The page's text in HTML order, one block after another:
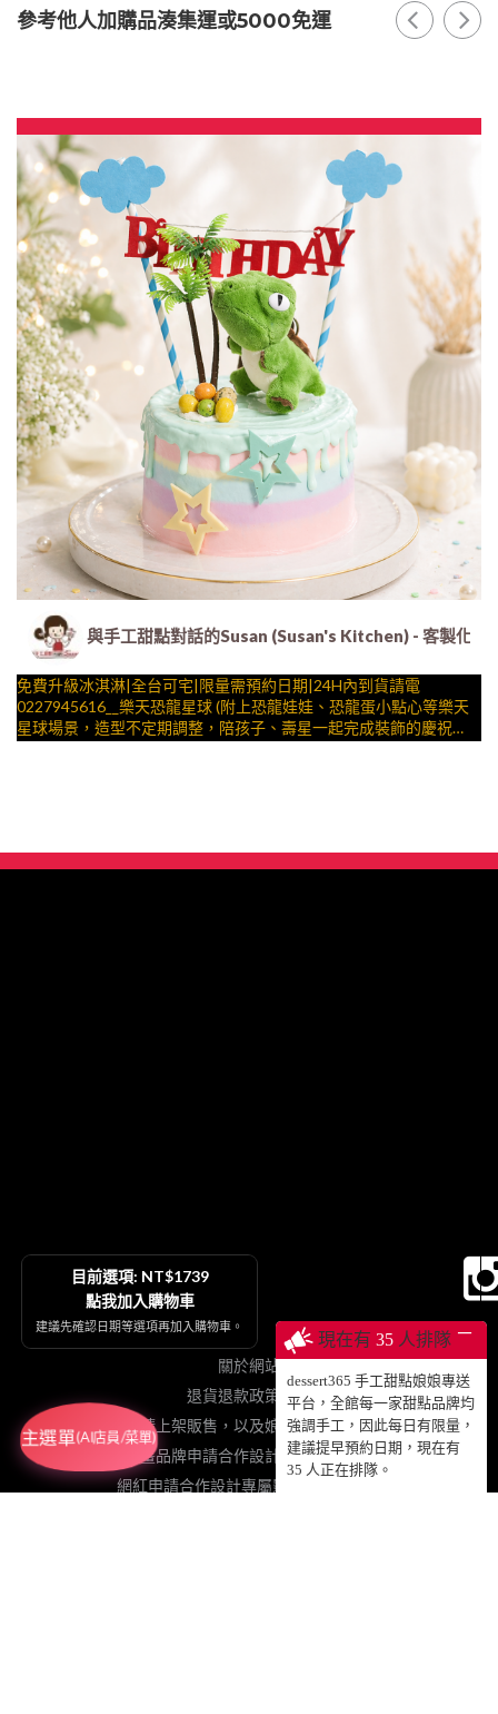
參考他人加購品湊集運或5000免運
與手工甜點對話的Susan (Susan's Kitchen) - 客製化
免費升級冰淇淋|全台可宅|限量需預約日期|24H內到貨請電
0227945616__樂天恐龍星球 (附上恐龍娃娃、恐龍蛋小點心等樂天
星球場景，造型不定期調整，陪孩子、壽星一起完成裝飾的慶祝時
現在有 35 人排隊 ─
dessert365 手工甜點娘娘專送
平台，全館每一家甜點品牌均
強調手工，因此每日有限量，
建議提早預約日期，現在有
35 人正在排隊。
關於網站
退貨退款政策契約
烘焙品牌申請上架販售，以及娘娘專送、動蛋糕授權等
插畫品牌申請合作設計手工甜點販售
網紅申請合作設計專屬影片動蛋糕販售
目前選項: NT$1739
點我加入購物車
建議先確認日期等選項再加入購物車。
主選單(AI店員/菜單)